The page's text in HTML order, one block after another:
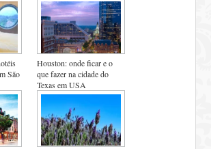
São
Houston: onde ficar e o
que fazer na cidade do
Texas em USA